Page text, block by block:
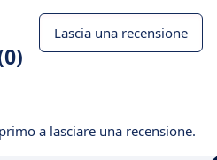
Lascia una recensione
a lasciare una recensione.